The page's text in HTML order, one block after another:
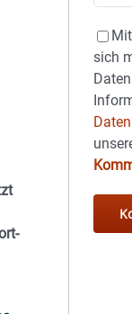
sich